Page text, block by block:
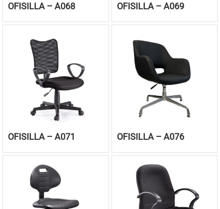
OFISILLA – A068 OFISILLA – A069
OFISILLA – A071 OFISILLA – A076